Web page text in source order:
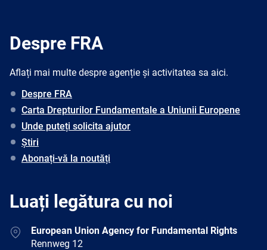
Despre FRA
Aflați mai multe despre agenție și activitatea sa aici.
Despre FRA
Carta Drepturilor Fundamentale a Uniunii Europene
Unde puteți solicita ajutor
Știri
Abonați-vă la noutăți
Luați legătura cu noi
AddressEuropean Union Agency for Fundamental Rights
Rennweg 12